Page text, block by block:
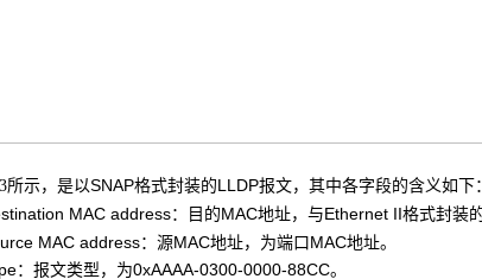
所示，是以SNAP格式封装的LLDP报文，其中各字段的含义如下：
MAC address：目的MAC地址，与Ethernet II格式封装的
MAC address：源MAC地址，为端口MAC地址。
报文类型，为0xAAAA-0300-0000-88CC。